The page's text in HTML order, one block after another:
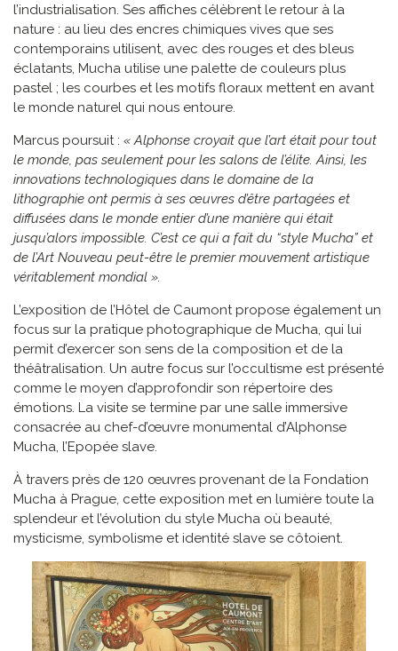
l’industrialisation. Ses affiches célèbrent le retour à la
nature : au lieu des encres chimiques vives que ses
contemporains utilisent, avec des rouges et des bleus
éclatants, Mucha utilise une palette de couleurs plus
pastel ; les courbes et les motifs floraux mettent en avant
le monde naturel qui nous entoure.
Marcus poursuit : « Alphonse croyait que l’art était pour tout
le monde, pas seulement pour les salons de l’élite. Ainsi, les
innovations technologiques dans le domaine de la
lithographie ont permis à ses œuvres d’être partagées et
diffusées dans le monde entier d’une manière qui était
jusqu’alors impossible. C’est ce qui a fait du “style Mucha” et
de l’Art Nouveau peut-être le premier mouvement artistique
véritablement mondial ».
L’exposition de l’Hôtel de Caumont propose également un
focus sur la pratique photographique de Mucha, qui lui
permit d’exercer son sens de la composition et de la
théâtralisation. Un autre focus sur l’occultisme est présenté
comme le moyen d’approfondir son répertoire des
émotions. La visite se termine par une salle immersive
consacrée au chef-d’œuvre monumental d’Alphonse
Mucha, l’Epopée slave.
À travers près de 120 œuvres provenant de la Fondation
Mucha à Prague, cette exposition met en lumière toute la
splendeur et l’évolution du style Mucha où beauté,
mysticisme, symbolisme et identité slave se côtoient.